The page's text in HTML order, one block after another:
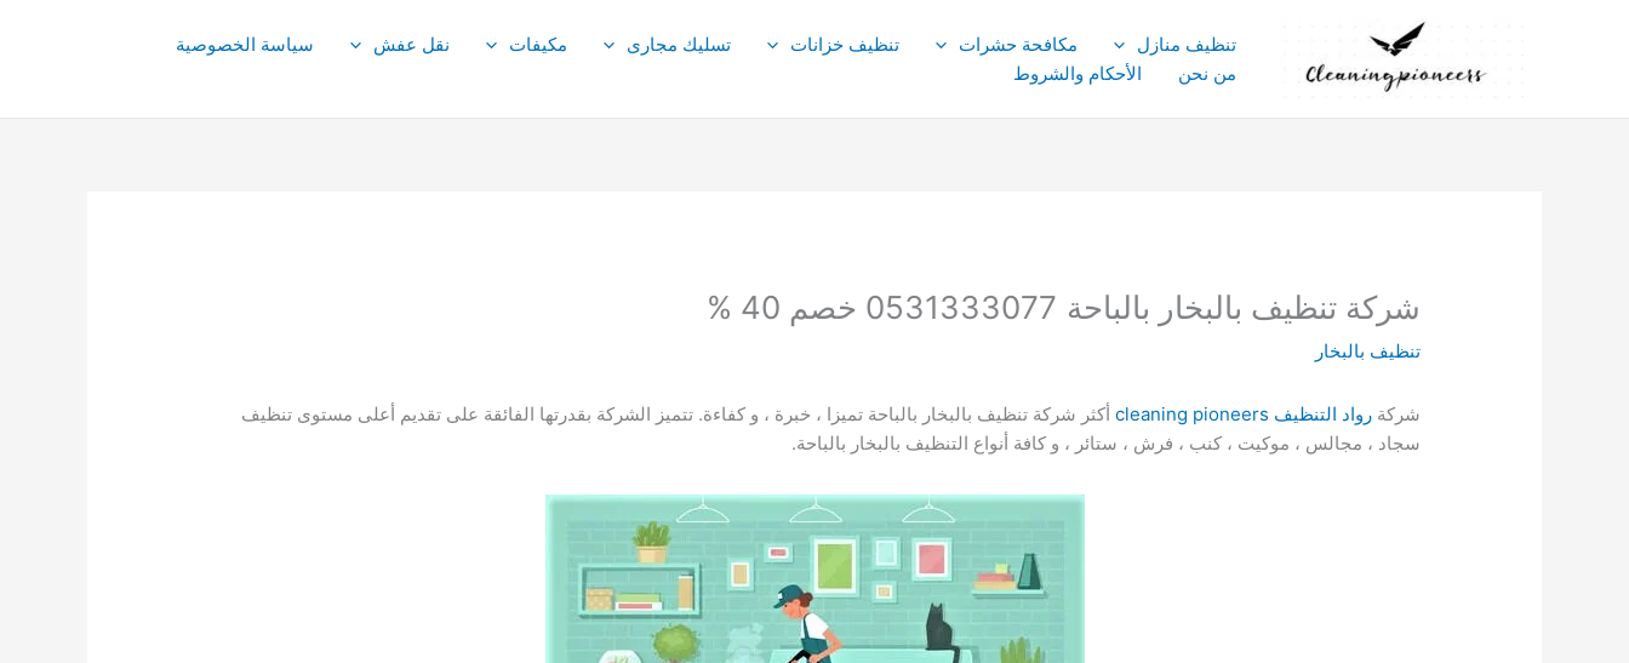
تنظيف منازل مكافحة حشرات تنظيف خزانات تسليك مجارى مكيفات نقل عفش
سياسة الخصوصية
من نحن
الأحكام والشروط
شركة تنظيف بالبخار بالباحة 0531333077 خصم 40 %
تنظيف بالبخار
شركةرواد التنظيف cleaning pioneers
أكثر شركة تنظيف بالبخار بالباحة تميزا ، خبرة ، و كفاءة. تتميز الشركة بقدرتها الفائقة على تقديم أعلى مستوى تنظيف
سجاد ، مجالس ، موكيت ، كنب ، فرش ، ستائر ، و كافة أنواع التنظيف بالبخار بالباحة.